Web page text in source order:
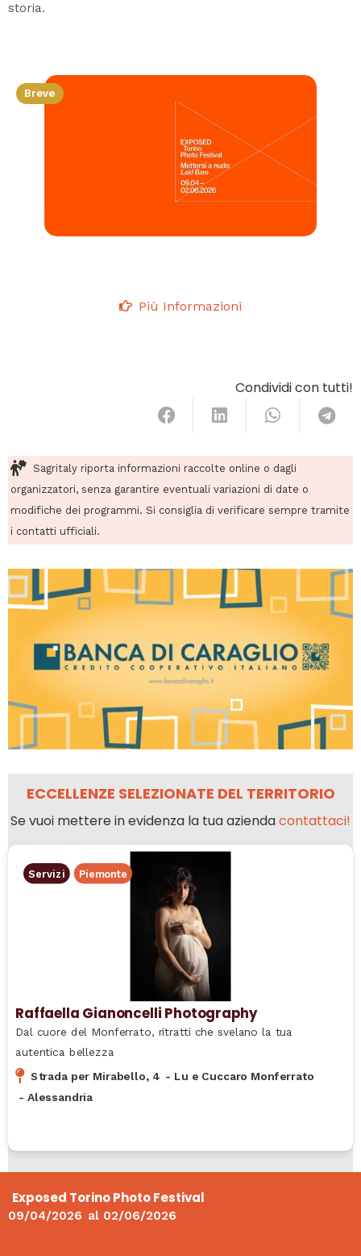
storia.
Breve
Più Informazioni
Condividi con tutti!
Sagritaly riporta informazioni raccolte online o dagli
organizzatori, senza garantire eventuali variazioni di date o
modifiche dei programmi. Si consiglia di verificare sempre tramite
i contatti ufficiali.
ECCELLENZE SELEZIONATE DEL TERRITORIO
Se vuoi mettere in evidenza la tua aziendacontattaci!
Servizi Piemonte
Raffaella Gianoncelli Photography
Dal cuore del Monferrato, ritratti che svelano la tua
autentica bellezza
Strada per Mirabello, 4 - Lu e Cuccaro Monferrato
- Alessandria
Exposed Torino Photo Festival
09/04/2026 al 02/06/2026